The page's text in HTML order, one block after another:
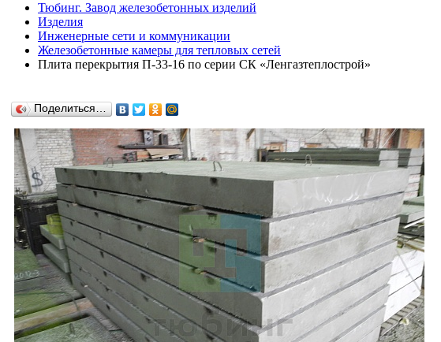
Тюбинг. Завод железобетонных изделий
Изделия
Инженерные сети и коммуникации
Железобетонные камеры для тепловых сетей
Плита перекрытия П-33-16 по серии СК «Ленгазтеплострой»
Поделиться…